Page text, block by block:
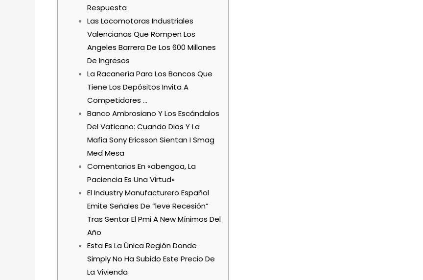
Respuesta
Las Locomotoras Industriales
Valencianas Que Rompen Los
Angeles Barrera De Los 600 Millones
De Ingresos
La Racanería Para Los Bancos Que
Tiene Los Depósitos Invita A
Competidores …
Banco Ambrosiano Y Los Escándalos
Del Vaticano: Cuando Dios Y La
Mafia Sony Ericsson Sientan I Smag
Med Mesa
Comentarios En «abengoa, La
Paciencia Es Una Virtud»
El Industry Manufacturero Español
Emite Señales De “leve Recesión”
Tras Sentar El Pmi A New Mínimos Del
Año
Esta Es La Única Región Donde
Simply No Ha Subido Este Precio De
La Vivienda